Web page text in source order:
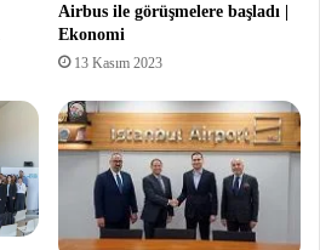
Airbus ile görüşmelere başladı |
Ekonomi
13 Kasım 2023